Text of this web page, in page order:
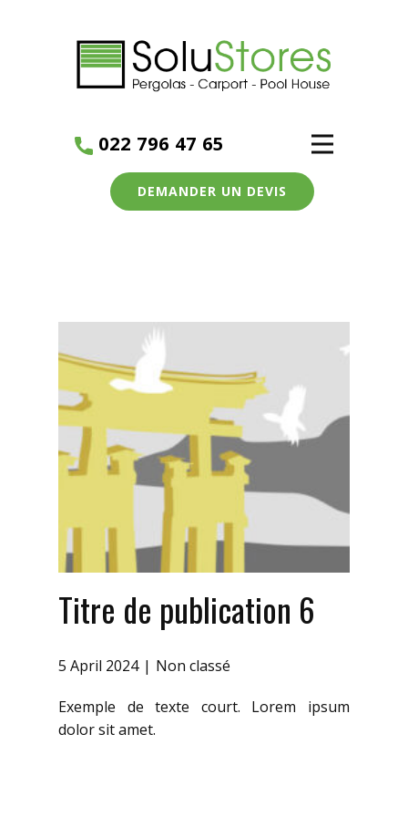
022 796 47 65
DEMANDER UN DEVIS
Titre de publication 6
5 April 2024 Non classé
Exemple de texte court. Lorem ipsum
dolor sit amet.